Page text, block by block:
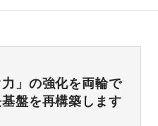
」の強化を両輪で
盤を再構築します